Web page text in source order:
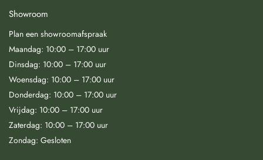
Showroom
Plan een showroomafspraak
Maandag: 10:00 – 17:00 uur
Dinsdag: 10:00 – 17:00 uur
Woensdag: 10:00 – 17:00 uur
Donderdag: 10:00 – 17:00 uur
Vrijdag: 10:00 – 17:00 uur
Zaterdag: 10:00 – 17:00 uur
Zondag: Gesloten